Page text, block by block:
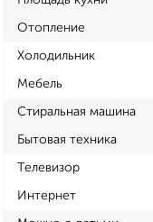
Отопление
Холодильник
Мебель
Стиральная машина
Бытовая техника
Телевизор
Интернет